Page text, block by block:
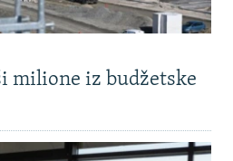
milione iz budžetske